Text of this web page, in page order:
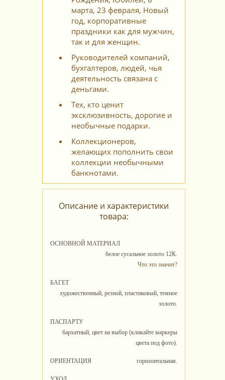
марта, 23 февраля, Новый
год, корпоративные
праздники как для мужчин,
так и для женщин.
Руководителей компаний,
бухгалтеров, людей, чья
деятельность связана с
деньгами.
Тех, кто ценит
эксклюзивность, дорогие и
необычные подарки.
Коллекционеров,
желающих пополнить свои
коллекции необычными
банкнотами.
Описание и характеристики
товара:
ОСНОВНОЙ МАТЕРИАЛ
белое сусальное золото 12К.
Что это значит?
БАГЕТ
художественный, резной, пластиковый, темное
золото.
ПАСПАРТУ
бархатный, цвет на выбор (кликайте маркеры
цвета под фото).
ОРИЕНТАЦИЯ горизонтальная.